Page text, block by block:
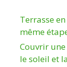
Terrasse
même
Couvrir
le soleil et